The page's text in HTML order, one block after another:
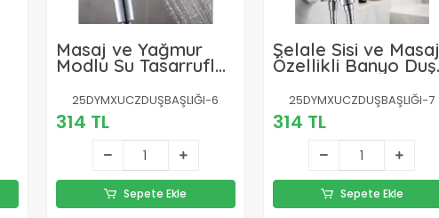
Masaj ve Yağmur
Modlu Su Tasarruflu
25DYMXUCZDUŞBAŞLIĞI-6
314 TL
Sepete Ekle
Şelale Sisi ve Masaj
Özellikli Banyo Duş
25DYMXUCZDUŞBAŞLIĞI-7
314 TL
Sepete Ekle